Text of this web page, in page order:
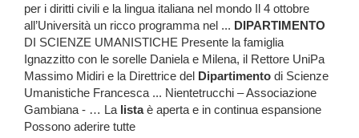
per i diritti civili e la lingua italiana nel mondo Il 4 ottobre
all’Università un ricco programma nel ... DIPARTIMENTO
DI SCIENZE UMANISTICHE Presente la famiglia
Ignazzitto con le sorelle Daniela e Milena, il Rettore UniPa
Massimo Midiri e la Direttrice del Dipartimento di Scienze
Umanistiche Francesca ... Nientetrucchi – Associazione
Gambiana - … La listaè aperta e in continua espansione
Possono aderire tutte